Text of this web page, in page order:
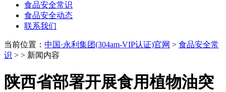
食品安全常识
食品安全动态
联系我们
当前位置： 中国·永利集团(304am-VIP认证)官网 > 食品安全常
识 > > 新闻内容
陕西省部署开展食用植物油突